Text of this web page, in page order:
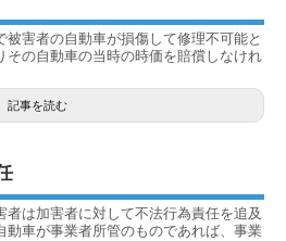
害者の自動車が損傷して修理不可能と
その自動車の当時の時価を賠償しなけれ
記事を読む
は加害者に対して不法行為責任を追及
動車が事業者所管のものであれば、事業